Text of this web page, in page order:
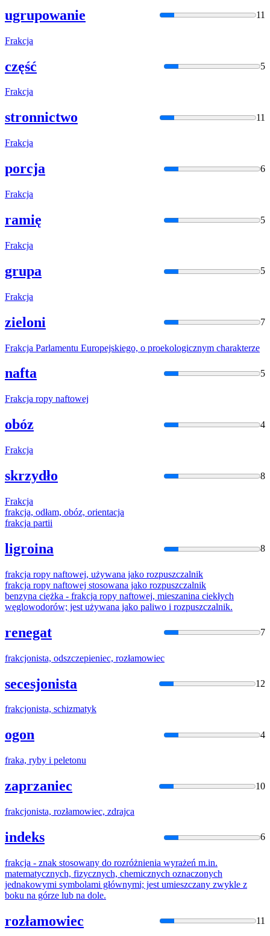
ugrupowanie 11
Frakcja
część 5
Frakcja
stronnictwo 11
Frakcja
porcja 6
Frakcja
ramię 5
Frakcja
grupa 5
Frakcja
zieloni 7
Frakcja Parlamentu Europejskiego, o proekologicznym charakterze
nafta 5
Frakcja ropy naftowej
obóz 4
Frakcja
skrzydło 8
Frakcja
frakcja, odłam, obóz, orientacja
frakcja partii
ligroina 8
frakcja ropy naftowej, używana jako rozpuszczalnik
frakcja ropy naftowej stosowana jako rozpuszczalnik
benzyna ciężka - frakcja ropy naftowej, mieszanina ciekłych
węglowodorów; jest używana jako paliwo i rozpuszczalnik.
renegat 7
frakcjonista, odszczepieniec, rozłamowiec
secesjonista 12
frakcjonista, schizmatyk
ogon 4
fraka, ryby i peletonu
zaprzaniec 10
frakcjonista, rozłamowiec, zdrajca
indeks 6
frakcja - znak stosowany do rozróżnienia wyrażeń m.in.
matematycznych, fizycznych, chemicznych oznaczonych
jednakowymi symbolami głównymi; jest umieszczany zwykle z
boku na górze lub na dole.
rozłamowiec 11